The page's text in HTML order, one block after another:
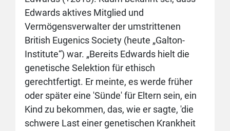
Edwards aktives Mitglied und
Vermögensverwalter der umstrittenen
British Eugenics Society (heute „Galton-
Institute“) war. „Bereits Edwards hielt die
genetische Selektion für ethisch
gerechtfertigt. Er meinte, es werde früher
oder später eine 'Sünde' für Eltern sein, ein
Kind zu bekommen, das, wie er sagte, 'die
schwere Last einer genetischen Krankheit